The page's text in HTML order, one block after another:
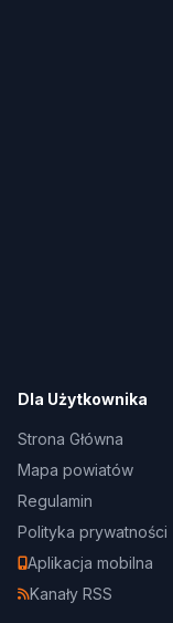
Dla Użytkownika
Strona Główna
Mapa powiatów
Regulamin
Polityka prywatności
Aplikacja mobilna
Kanały RSS